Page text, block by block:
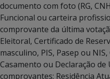
documento com foto (RG,
Funcional ou carteira
comprovante da última
Eleitoral, Certificado de
masculino, PIS, Pasep ou
Casamento ou Declaração de
comprovantes; Residência